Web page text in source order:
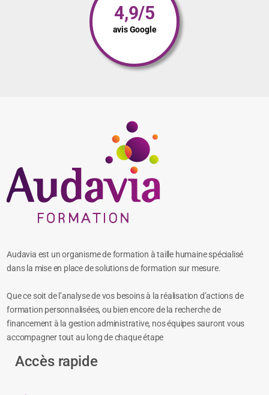
4,9/5
avis Google
Audavia est un organisme de formation à taille humaine spécialisé
dans la mise en place de solutions de formation sur mesure.
Que ce soit de l’analyse de vos besoins à la réalisation d’actions de
formation personnalisées, ou bien encore de la recherche de
financement à la gestion administrative, nos équipes sauront vous
accompagner tout au long de chaque étape
Accès rapide